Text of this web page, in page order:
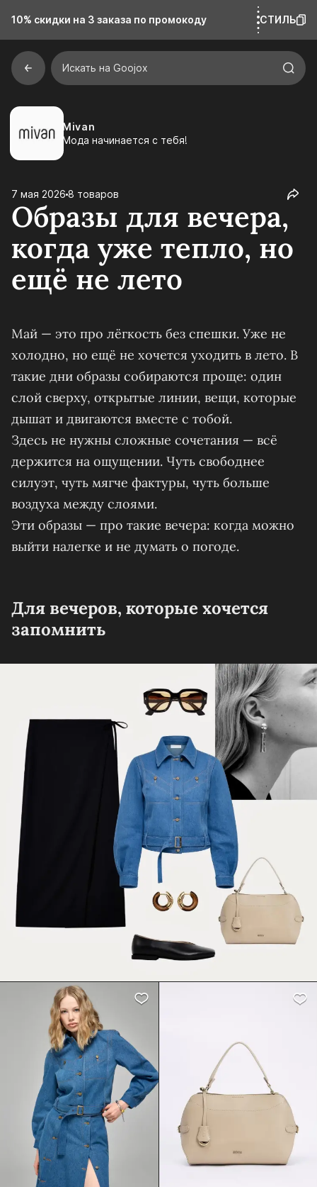
10% скидки на 3 заказа по промокоду СТИЛЬ
Искать на Goojox
Mivan
Мода начинается с тебя!
7 мая 2026 8 товаров
Образы для вечера,
когда уже тепло, но
ещё не лето
Май — это про лёгкость без спешки. Уже не
холодно, но ещё не хочется уходить в лето. В
такие дни образы собираются проще: один
слой сверху, открытые линии, вещи, которые
дышат и двигаются вместе с тобой.
Здесь не нужны сложные сочетания — всё
держится на ощущении. Чуть свободнее
силуэт, чуть мягче фактуры, чуть больше
воздуха между слоями.
Эти образы — про такие вечера: когда можно
выйти налегке и не думать о погоде.
Для вечеров, которые хочется
запомнить